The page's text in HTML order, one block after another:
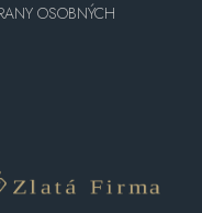
OSOBNÝCH